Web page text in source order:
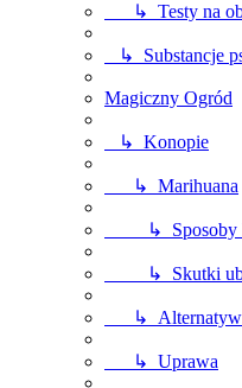
↳ Testy na
↳ Substancje
Magiczny Ogród
↳ Konopie
↳ Marihuana
↳ Sposoby
↳ Skutki
↳
↳ Uprawa